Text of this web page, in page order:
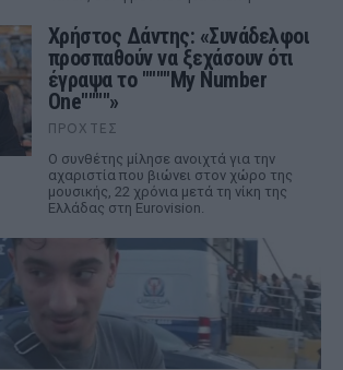
Χρήστος Δάντης: «Συνάδελφοι
προσπαθούν να ξεχάσουν ότι
έγραψα το """"My Number
One""""»
ΠΡΟΧΤΈΣ
Ο συνθέτης μίλησε ανοιχτά για την
αχαριστία που βιώνει στον χώρο της
μουσικής, 22 χρόνια μετά τη νίκη της
Ελλάδας στη Eurovision.